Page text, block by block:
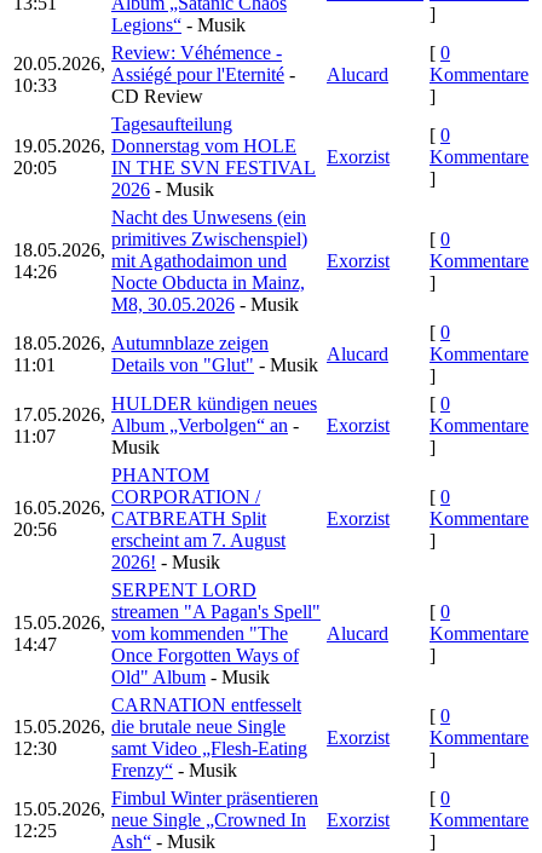
Legions“ - Musik
]
20.05.2026,
10:33
Review: Véhémence -
Assiégé pour l'Eternité -
CD Review
Alucard
[ 0
Kommentare
]
19.05.2026,
20:05
Tagesaufteilung
Donnerstag vom HOLE
IN THE SVN FESTIVAL
2026 - Musik
Exorzist
[ 0
Kommentare
]
18.05.2026,
14:26
Nacht des Unwesens (ein
primitives Zwischenspiel)
mit Agathodaimon und
Nocte Obducta in Mainz,
M8, 30.05.2026 - Musik
Exorzist
[ 0
Kommentare
]
18.05.2026,
11:01
Autumnblaze zeigen
Details von "Glut" - Musik
Alucard
[ 0
Kommentare
]
17.05.2026,
11:07
HULDER kündigen neues
Album „Verbolgen“ an -
Musik
Exorzist
[ 0
Kommentare
]
16.05.2026,
20:56
PHANTOM
CORPORATION /
CATBREATH Split
erscheint am 7. August
2026! - Musik
Exorzist
[ 0
Kommentare
]
15.05.2026,
14:47
SERPENT LORD
streamen "A Pagan's Spell"
vom kommenden "The
Once Forgotten Ways of
Old" Album - Musik
Alucard
[ 0
Kommentare
]
15.05.2026,
12:30
CARNATION entfesselt
die brutale neue Single
samt Video „Flesh-Eating
Frenzy“ - Musik
Exorzist
[ 0
Kommentare
]
15.05.2026,
12:25
Fimbul Winter präsentieren
neue Single „Crowned In
Ash“ - Musik
Exorzist
[ 0
Kommentare
]